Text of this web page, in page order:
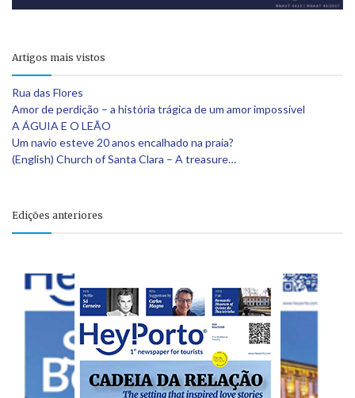
Artigos mais vistos
Rua das Flores
Amor de perdição – a história trágica de um amor impossível
A ÁGUIA E O LEÃO
Um navio esteve 20 anos encalhado na praia?
(English) Church of Santa Clara – A treasure…
Edições anteriores